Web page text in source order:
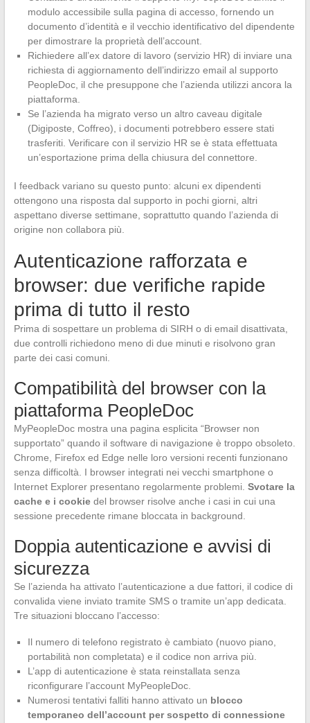
modulo accessibile sulla pagina di accesso, fornendo un
documento d’identità e il vecchio identificativo del dipendente
per dimostrare la proprietà dell’account.
Richiedere all’ex datore di lavoro (servizio HR) di inviare una
richiesta di aggiornamento dell’indirizzo email al supporto
PeopleDoc, il che presuppone che l’azienda utilizzi ancora la
piattaforma.
Se l’azienda ha migrato verso un altro caveau digitale
(Digiposte, Coffreo), i documenti potrebbero essere stati
trasferiti. Verificare con il servizio HR se è stata effettuata
un’esportazione prima della chiusura del connettore.
I feedback variano su questo punto: alcuni ex dipendenti
ottengono una risposta dal supporto in pochi giorni, altri
aspettano diverse settimane, soprattutto quando l’azienda di
origine non collabora più.
Autenticazione rafforzata e
browser: due verifiche rapide
prima di tutto il resto
Prima di sospettare un problema di SIRH o di email disattivata,
due controlli richiedono meno di due minuti e risolvono gran
parte dei casi comuni.
Compatibilità del browser con la
piattaforma PeopleDoc
MyPeopleDoc mostra una pagina esplicita “Browser non
supportato” quando il software di navigazione è troppo obsoleto.
Chrome, Firefox ed Edge nelle loro versioni recenti funzionano
senza difficoltà. I browser integrati nei vecchi smartphone o
Internet Explorer presentano regolarmente problemi. Svotare la
cache e i cookiedel browser risolve anche i casi in cui una
sessione precedente rimane bloccata in background.
Doppia autenticazione e avvisi di
sicurezza
Se l’azienda ha attivato l’autenticazione a due fattori, il codice di
convalida viene inviato tramite SMS o tramite un’app dedicata.
Tre situazioni bloccano l’accesso:
Il numero di telefono registrato è cambiato (nuovo piano,
portabilità non completata) e il codice non arriva più.
L’app di autenticazione è stata reinstallata senza
riconfigurare l’account MyPeopleDoc.
Numerosi tentativi falliti hanno attivato un blocco
temporaneo dell’account per sospetto di connessione